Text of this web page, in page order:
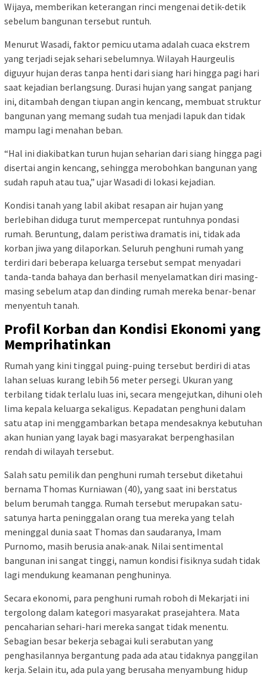
Wijaya, memberikan keterangan rinci mengenai detik-detik
sebelum bangunan tersebut runtuh.
Menurut Wasadi, faktor pemicu utama adalah cuaca ekstrem
yang terjadi sejak sehari sebelumnya. Wilayah Haurgeulis
diguyur hujan deras tanpa henti dari siang hari hingga pagi hari
saat kejadian berlangsung. Durasi hujan yang sangat panjang
ini, ditambah dengan tiupan angin kencang, membuat struktur
bangunan yang memang sudah tua menjadi lapuk dan tidak
mampu lagi menahan beban.
“Hal ini diakibatkan turun hujan seharian dari siang hingga pagi
disertai angin kencang, sehingga merobohkan bangunan yang
sudah rapuh atau tua,” ujar Wasadi di lokasi kejadian.
Kondisi tanah yang labil akibat resapan air hujan yang
berlebihan diduga turut mempercepat runtuhnya pondasi
rumah. Beruntung, dalam peristiwa dramatis ini, tidak ada
korban jiwa yang dilaporkan. Seluruh penghuni rumah yang
terdiri dari beberapa keluarga tersebut sempat menyadari
tanda-tanda bahaya dan berhasil menyelamatkan diri masing-
masing sebelum atap dan dinding rumah mereka benar-benar
menyentuh tanah.
Profil Korban dan Kondisi Ekonomi yang
Memprihatinkan
Rumah yang kini tinggal puing-puing tersebut berdiri di atas
lahan seluas kurang lebih 56 meter persegi. Ukuran yang
terbilang tidak terlalu luas ini, secara mengejutkan, dihuni oleh
lima kepala keluarga sekaligus. Kepadatan penghuni dalam
satu atap ini menggambarkan betapa mendesaknya kebutuhan
akan hunian yang layak bagi masyarakat berpenghasilan
rendah di wilayah tersebut.
Salah satu pemilik dan penghuni rumah tersebut diketahui
bernama Thomas Kurniawan (40), yang saat ini berstatus
belum berumah tangga. Rumah tersebut merupakan satu-
satunya harta peninggalan orang tua mereka yang telah
meninggal dunia saat Thomas dan saudaranya, Imam
Purnomo, masih berusia anak-anak. Nilai sentimental
bangunan ini sangat tinggi, namun kondisi fisiknya sudah tidak
lagi mendukung keamanan penghuninya.
Secara ekonomi, para penghuni rumah roboh di Mekarjati ini
tergolong dalam kategori masyarakat prasejahtera. Mata
pencaharian sehari-hari mereka sangat tidak menentu.
Sebagian besar bekerja sebagai kuli serabutan yang
penghasilannya bergantung pada ada atau tidaknya panggilan
kerja. Selain itu, ada pula yang berusaha menyambung hidup